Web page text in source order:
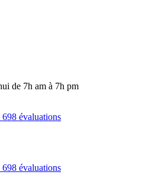
de 7h am à 7h pm
698 évaluations
698 évaluations